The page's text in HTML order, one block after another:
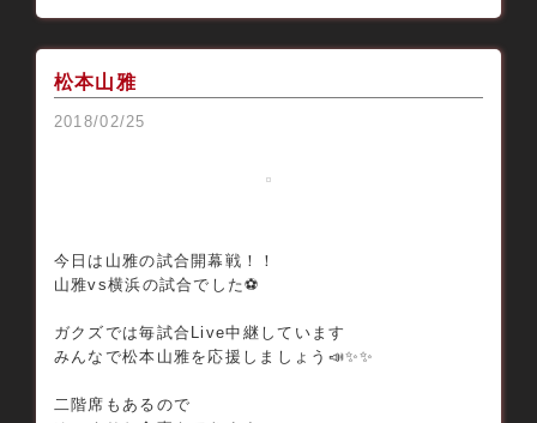
松本山雅
2018/02/25
今日は山雅の試合開幕戦！！
山雅vs横浜の試合でした⚽️
ガクズでは毎試合Live中継しています
みんなで松本山雅を応援しましょう📣✨✨
二階席もあるので